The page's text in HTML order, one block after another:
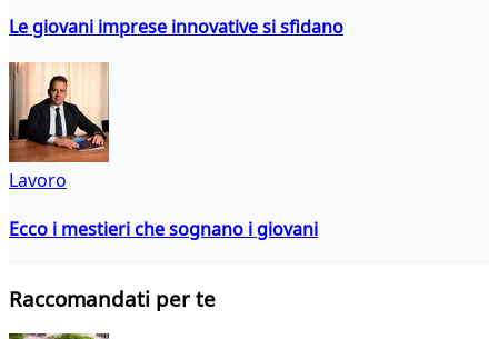
Le giovani imprese innovative si sfidano
Lavoro
Ecco i mestieri che sognano i giovani
Raccomandati per te